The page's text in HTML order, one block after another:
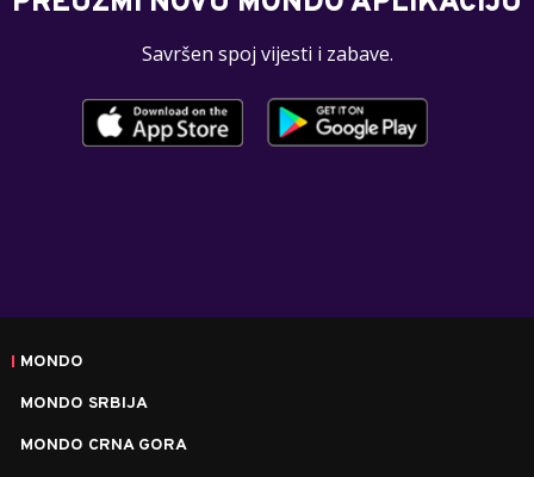
Savršen spoj vijesti i zabave.
MONDO
MONDO SRBIJA
MONDO CRNA GORA